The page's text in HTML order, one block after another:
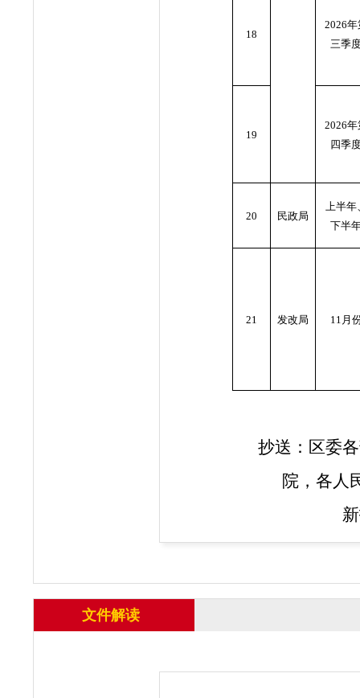
18
2026年
三季
19
2026年
四季
20 民政局
上半年
下半
21 发改局 11月
抄送：区委各
院， 各人
文件解读